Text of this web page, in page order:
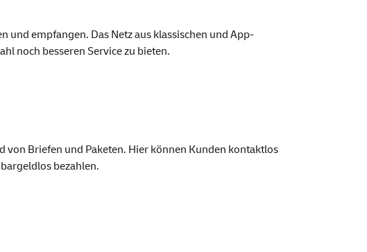
empfangen. Das Netz aus klassischen und App-
noch besseren Servicezu bieten.
Briefen und Paketen. Hier können Kunden kontaktlos
bezahlen.